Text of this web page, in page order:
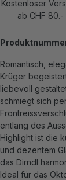
Kostenloser
ab CHF 80.-
Romantisch,
Krüger
liebevoll
schmiegt sich
entlang des
Highlight ist die
und dezentem
das Dirndl
Ideal für das